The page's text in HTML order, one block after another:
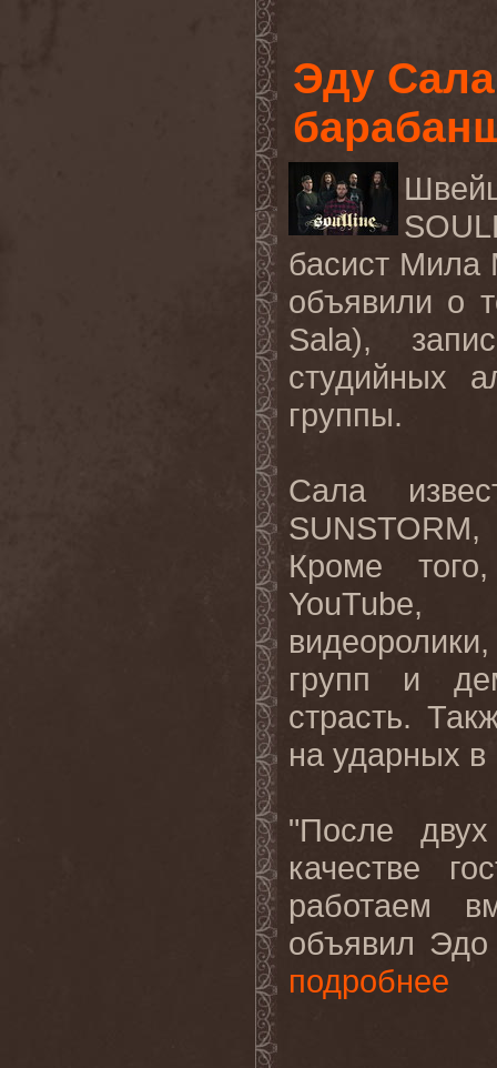
Эду
басист Мила
объявили о
Sala),
студийных
группы.
Сала
Кроме
YouTube,
групп и
страсть.
на ударных в
"После
качестве
работаем
объявил Эдо
подробнее